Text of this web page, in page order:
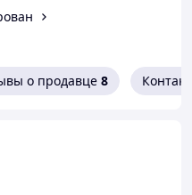
о продавце 8